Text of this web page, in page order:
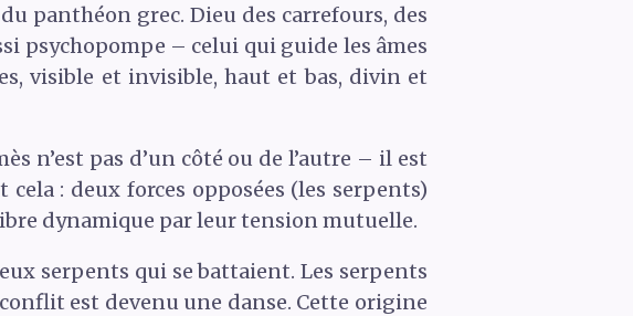
panthéon grec. Dieu des carrefours, des
psychopompe – celui qui guide les âmes
visible et invisible, haut et bas, divin et
n’est pas d’un côté ou de l’autre – il est
: deux forces opposées (les serpents)
dynamique par leur tension mutuelle.
serpents qui se battaient. Les serpents
est devenu une danse. Cette origine